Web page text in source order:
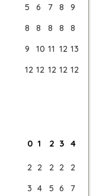
5 6 7 8
9
8 8 8 8
8
9 10 11 12 13
12 12 12 12 12
0 1 2 3 4
2 2 2 2
2
3 4 5 6
7